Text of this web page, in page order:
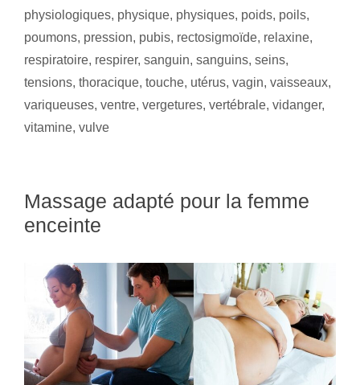
physiologiques, physique, physiques, poids, poils,
poumons, pression, pubis, rectosigmoïde, relaxine,
respiratoire, respirer, sanguin, sanguins, seins,
tensions, thoracique, touche, utérus, vagin, vaisseaux,
variqueuses, ventre, vergetures, vertébrale, vidanger,
vitamine, vulve
Massage adapté pour la femme
enceinte